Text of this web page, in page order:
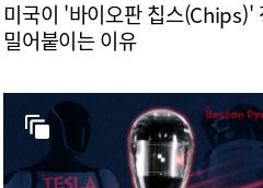
미국이 '바이오판 칩스(Chips)'
밀어붙이는 이유